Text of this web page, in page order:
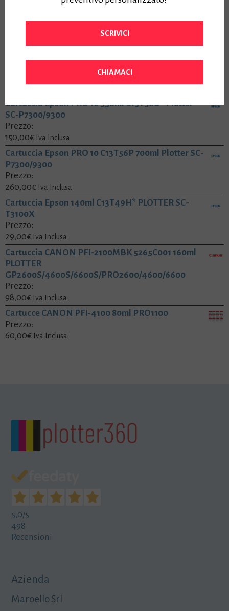
Prodotti
Cartuccia Epson PRO 10 350ml C13T56U* Plotter
SC-P7300/9300
Prezzo:
150,00€ Iva Inclusa
Cartuccia Epson PRO 10 C13T56P 700ml Plotter SC-
P7300/9300
Prezzo:
260,00€ Iva Inclusa
Cartuccia Epson 140ml C13T49H* PLOTTER SC-
T3100X
Prezzo:
29,00€ Iva Inclusa
Cartuccia CANON PFI-2100MBK 5265C001 160ml
PLOTTER
GP2600S/4600S/6600S/PRO2600/4600/6600
Prezzo:
98,00€ Iva Inclusa
Cartucce CANON PFI-4100 80ml PRO1100
Prezzo:
60,00€ Iva Inclusa
5,0/5
498
Recensioni
Azienda
Maroello Srl
SCRIVICI
CHIAMACI